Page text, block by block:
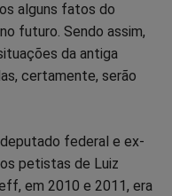
no
Telegram
no
Gettr
alguns fatos do
futuro. Sendo assim,
da antiga
certamente, serão
federal e ex-
petistas de Luiz
em 2010 e 2011, era